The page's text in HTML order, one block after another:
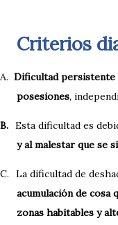
Criterios
A. Dificultad persistente
posesiones,
B. Esta dificultad es
y al malestar que se
C.
La dificultad de
acumulación de cosa
zonas habitables y